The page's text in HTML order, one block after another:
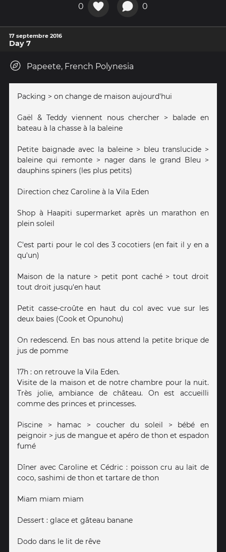
0 0
17 septembre 2016
Day 7
Papeete, French Polynesia
Packing > on change de maison aujourd'hui
Gaël & Teddy viennent nous chercher > balade en
bateau à la chasse à la baleine
Petite baignade avec la baleine > bleu translucide >
baleine qui remonte > nager dans le grand Bleu >
dauphins spiners (les plus petits)
Direction chez Caroline à la Vila Eden
Shop à Haapiti supermarket après un marathon en
plein soleil
C'est parti pour le col des 3 cocotiers (en fait il y en a
qu'un)
Maison de la nature > petit pont caché > tout droit
tout droit jusqu'en haut
Petit casse-croûte en haut du col avec vue sur les
deux baies (Cook et Opunohu)
On redescend. En bas nous attend la petite brique de
jus de pomme
17h : on retrouve la Vila Eden.
Visite de la maison et de notre chambre pour la nuit.
Très jolie, ambiance de château. On est accueilli
comme des princes et princesses.
Piscine > hamac > coucher du soleil > bébé en
peignoir > jus de mangue et apéro de thon et espadon
fumé
Dîner avec Caroline et Cédric : poisson cru au lait de
coco, sashimi de thon et tartare de thon
Miam miam miam
Dessert : glace et gâteau banane
Dodo dans le lit de rêve